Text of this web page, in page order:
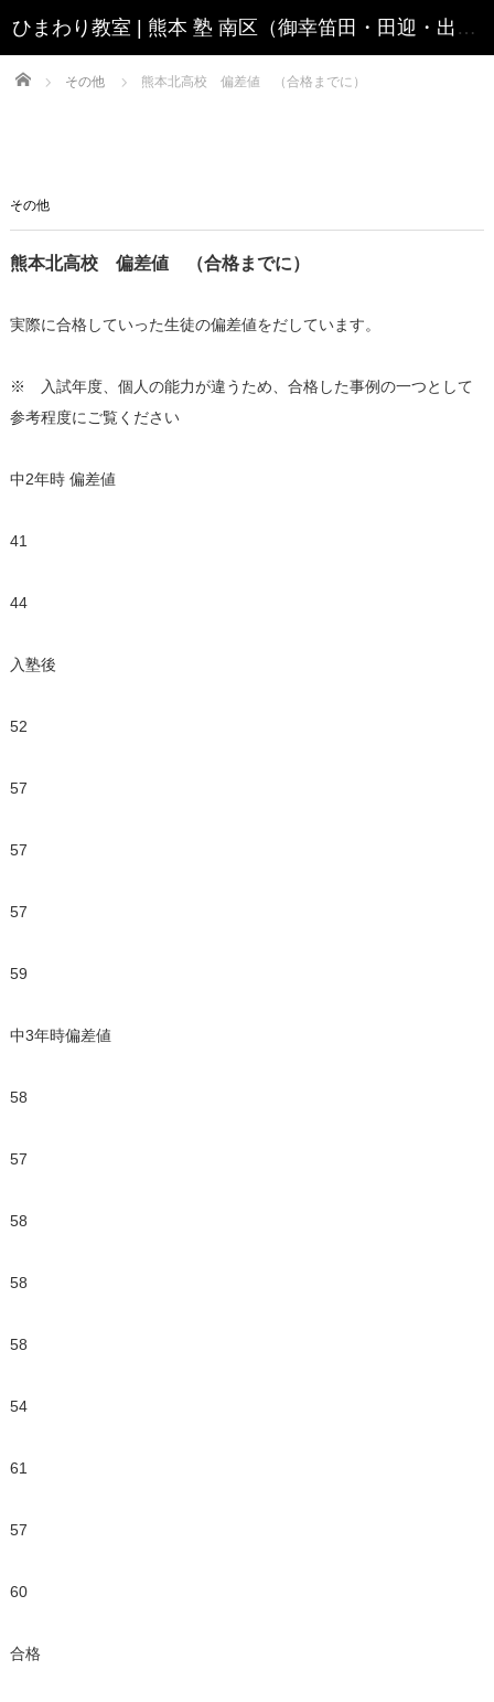
Home その他 熊本北高校 偏差値 （合格までに）
その他
熊本北高校 偏差値 （合格までに）
実際に合格していった生徒の偏差値をだしています。
※ 入試年度、個人の能力が違うため、合格した事例の一つとして
参考程度にご覧ください
中2年時 偏差値
41
44
入塾後
52
57
57
57
59
中3年時偏差値
58
57
58
58
58
54
61
57
60
合格